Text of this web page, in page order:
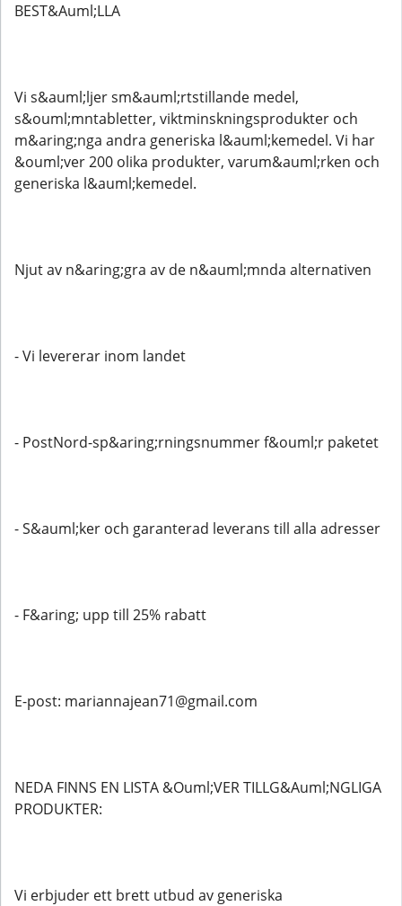
BEST&Auml;LLA
Vi s&auml;ljer sm&auml;rtstillande medel,
s&ouml;mntabletter, viktminskningsprodukter och
m&aring;nga andra generiska l&auml;kemedel. Vi har
&ouml;ver 200 olika produkter, varum&auml;rken och
generiska l&auml;kemedel.
Njut av n&aring;gra av de n&auml;mnda alternativen
- Vi levererar inom landet
- PostNord-sp&aring;rningsnummer f&ouml;r paketet
- S&auml;ker och garanterad leverans till alla adresser
- F&aring; upp till 25% rabatt
E-post: mariannajean71@gmail.com
NEDA FINNS EN LISTA &Ouml;VER TILLG&Auml;NGLIGA
PRODUKTER:
Vi erbjuder ett brett utbud av generiska